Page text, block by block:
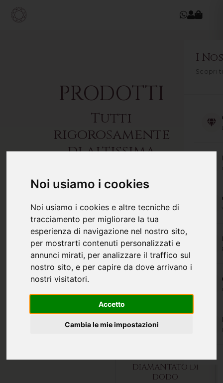
Noi usiamo i cookies
Noi usiamo i cookies e altre tecniche di
tracciamento per migliorare la tua
esperienza di navigazione nel nostro sito,
per mostrarti contenuti personalizzati e
annunci mirati, per analizzare il traffico sul
nostro sito, e per capire da dove arrivano i
nostri visitatori.
Accetto
Cambia le mie impostazioni
I
Scopri
PRODOTTI
Tutti
rigorosamente
di altissima
COLLANA CHOKER
MULTIFILO CON
INSERTO IN ARGENTO
E ZIRCONI DI BORSARI
€179.00
BRACCIALE CUORE
EFFETTO
DIAMANTATO DI
DODO